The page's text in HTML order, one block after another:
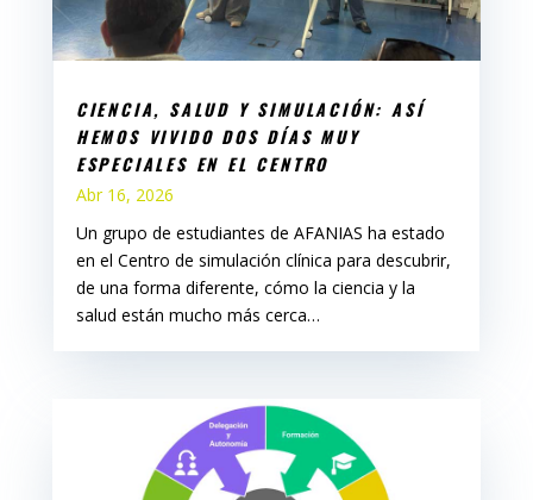
CIENCIA, SALUD Y SIMULACIÓN: ASÍ
HEMOS VIVIDO DOS DÍAS MUY
ESPECIALES EN EL CENTRO
Abr 16, 2026
Un grupo de estudiantes de AFANIAS ha estado
en el Centro de simulación clínica para descubrir,
de una forma diferente, cómo la ciencia y la
salud están mucho más cerca…